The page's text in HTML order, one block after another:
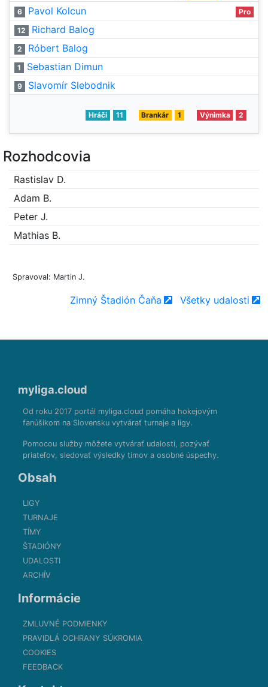
6 Pavol Kolcun Pro
12 Richard Balog
2 Róbert Balog
1 Sebastian Dimun
9 Slavomír Slebodnik
Hráči 11 Brankár 1 Výnimka 2
Rozhodcovia
Rastislav D.
Adam B.
Peter J.
Mathias B.
Spravoval: Martin J.
Zimný Štadión Čaňa Všetky udalosti
myliga.cloud
Od roku 2017 portál myliga.cloud pomáha hokejovým
fanúšikom na Slovensku vytvárať turnaje a ligy.
Pomocou služby môžete vytvárať udalosti, pozývať
priateľov, sledovať výsledky tímov a osobné úspechy.
Obsah
LIGY
TURNAJE
TÍMY
ŠTADIÓNY
UDALOSTI
ARCHÍV
Informácie
ZMLUVNÉ PODMIENKY
PRAVIDLÁ OCHRANY SÚKROMIA
COOKIES
FEEDBACK